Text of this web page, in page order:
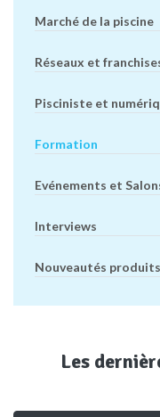
Marché de la piscine
Réseaux et
Pisciniste et
Formation
Evénements et
Interviews
Nouveautés produits
Les